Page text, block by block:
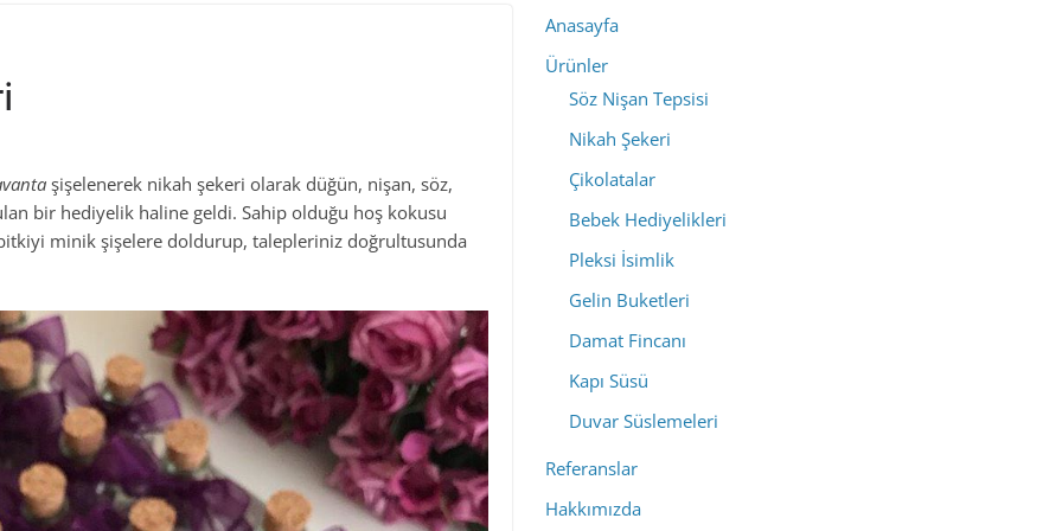
şişelenerek nikah şekeri olarak düğün, nişan, söz,
bir hediyelik haline geldi. Sahip olduğu hoş kokusu
minik şişelere doldurup, talepleriniz doğrultusunda
Anasayfa
Ürünler
Söz Nişan Tepsisi
Nikah Şekeri
Çikolatalar
Bebek Hediyelikleri
Pleksi İsimlik
Gelin Buketleri
Damat Fincanı
Kapı Süsü
Duvar Süslemeleri
Referanslar
Hakkımızda